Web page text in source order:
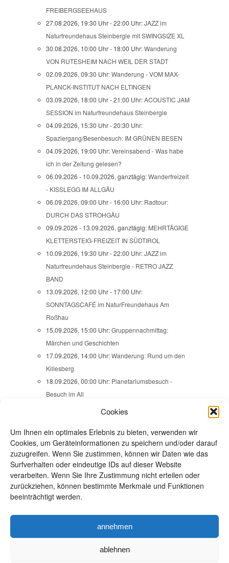
Cookies
Um Ihnen ein optimales Erlebnis zu bieten, verwenden wir
Cookies, um Geräteinformationen zu speichern und/oder darauf
zuzugreifen. Wenn Sie zustimmen, können wir Daten wie das
Surfverhalten oder eindeutige IDs auf dieser Website
verarbeiten. Wenn Sie Ihre Zustimmung nicht erteilen oder
zurückziehen, können bestimmte Merkmale und Funktionen
beeinträchtigt werden.
annehmen
ablehnen
FREIBERGSEEHAUS
27.08.2026, 19:30 Uhr - 22:00 Uhr:JAZZ im
Naturfreundehaus Steinbergle mit SWINGSIZE XL
30.08.2026, 10:00 Uhr - 18:00 Uhr:Wanderung
VON RUTESHEIM NACH WEIL DER STADT
02.09.2026, 09:30 Uhr:Wanderung - VOM MAX-
PLANCK-INSTITUT NACH ELTINGEN
03.09.2026, 18:00 Uhr - 21:00 Uhr:ACOUSTIC JAM
SESSION im Naturfreundehaus Steinbergle
04.09.2026, 15:30 Uhr - 20:30 Uhr:
Spaziergang/Besenbesuch: IM GRÜNEN BESEN
04.09.2026, 19:00 Uhr:Vereinsabend - Was habe
ich in der Zeitung gelesen?
06.09.2026 - 10.09.2026, ganztägig:Wanderfreizeit
- KISSLEGG IM ALLGÄU
06.09.2026, 09:00 Uhr - 16:00 Uhr: Radtour:
DURCH DAS STROHGÄU
09.09.2026 - 13.09.2026, ganztägig: MEHRTÄGIGE
KLETTERSTEIG-FREIZEIT IN SÜDTIROL
10.09.2026, 19:30 Uhr - 22:00 Uhr:JAZZ im
Naturfreundehaus Steinbergle - RETRO JAZZ
BAND
13.09.2026, 12:00 Uhr - 17:00 Uhr:
SONNTAGSCAFÉ im NaturFreundehaus Am
Roßhau
15.09.2026, 15:00 Uhr:Gruppennachmittag:
Märchen und Geschichten
17.09.2026, 14:00 Uhr:Wanderung: Rund um den
Killesberg
18.09.2026, 00:00 Uhr: Planetariumsbesuch -
Besuch im All
19.09.2026, 14:00 Uhr - 22:00 Uhr:
Familienaktionstage -
SOMMERABENDGEZWITSCHER
20.09.2026, 09:00 Uhr:
SCHÖNBUCH-SKULPTURENWEG / ÜBER
MAUREN NACH EHNINGEN
VERBRECHEN AUS ZWEI JAHRHUNDERTEN